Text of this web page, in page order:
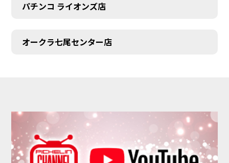
パチンコ ライオンズ店
オークラ七尾センター店